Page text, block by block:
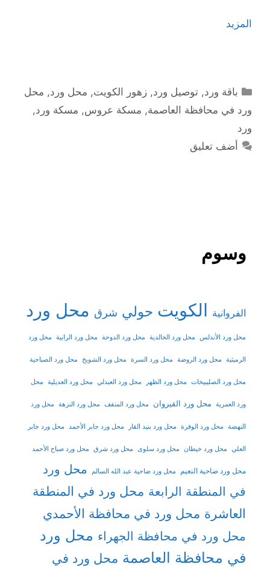
المزيد
التصنيفات
باقة ورد,توصيل ورد,زهور الكويت, محل ورد, محل
ورد في محافظة العاصمة, مسكة عروس, مسكة ورد,
ورد
أضف تعليق
وسوم
الفروانية الكويت حولي شرق محل ورد
محل ورد الأندلس محل ورد الخالدية محل ورد الدوحة محل ورد الرابية محل ورد
الرميثية محل ورد الروضة محل ورد السرة محل ورد الشويخ محل ورد الصباحية
محل ورد الصليبيخات محل ورد الظهر محل ورد العبدلي محل ورد العديلية محل
ورد العمرية محل ورد القيروان محل ورد المنقف محل ورد النزهة محل ورد
النهضة محل ورد الوفرة محل ورد بنيد القار محل ورد جابر الأحمد محل ورد جابر
العلي محل ورد خيطان محل ورد سلوى محل ورد شرق محل ورد صباح الأحمد
محل ورد ضاحية النعيم محل ورد ضاحية عبد الله السالم
محل ورد
في المنطقة الرابعة محل ورد في المنطقة
العاشرة محل ورد في محافظة الأحمدي
محل ورد في محافظة الجهراء محل ورد
في محافظة العاصمة محل ورد في